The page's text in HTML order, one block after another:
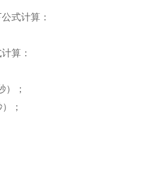
式计算：
算：
）；
；